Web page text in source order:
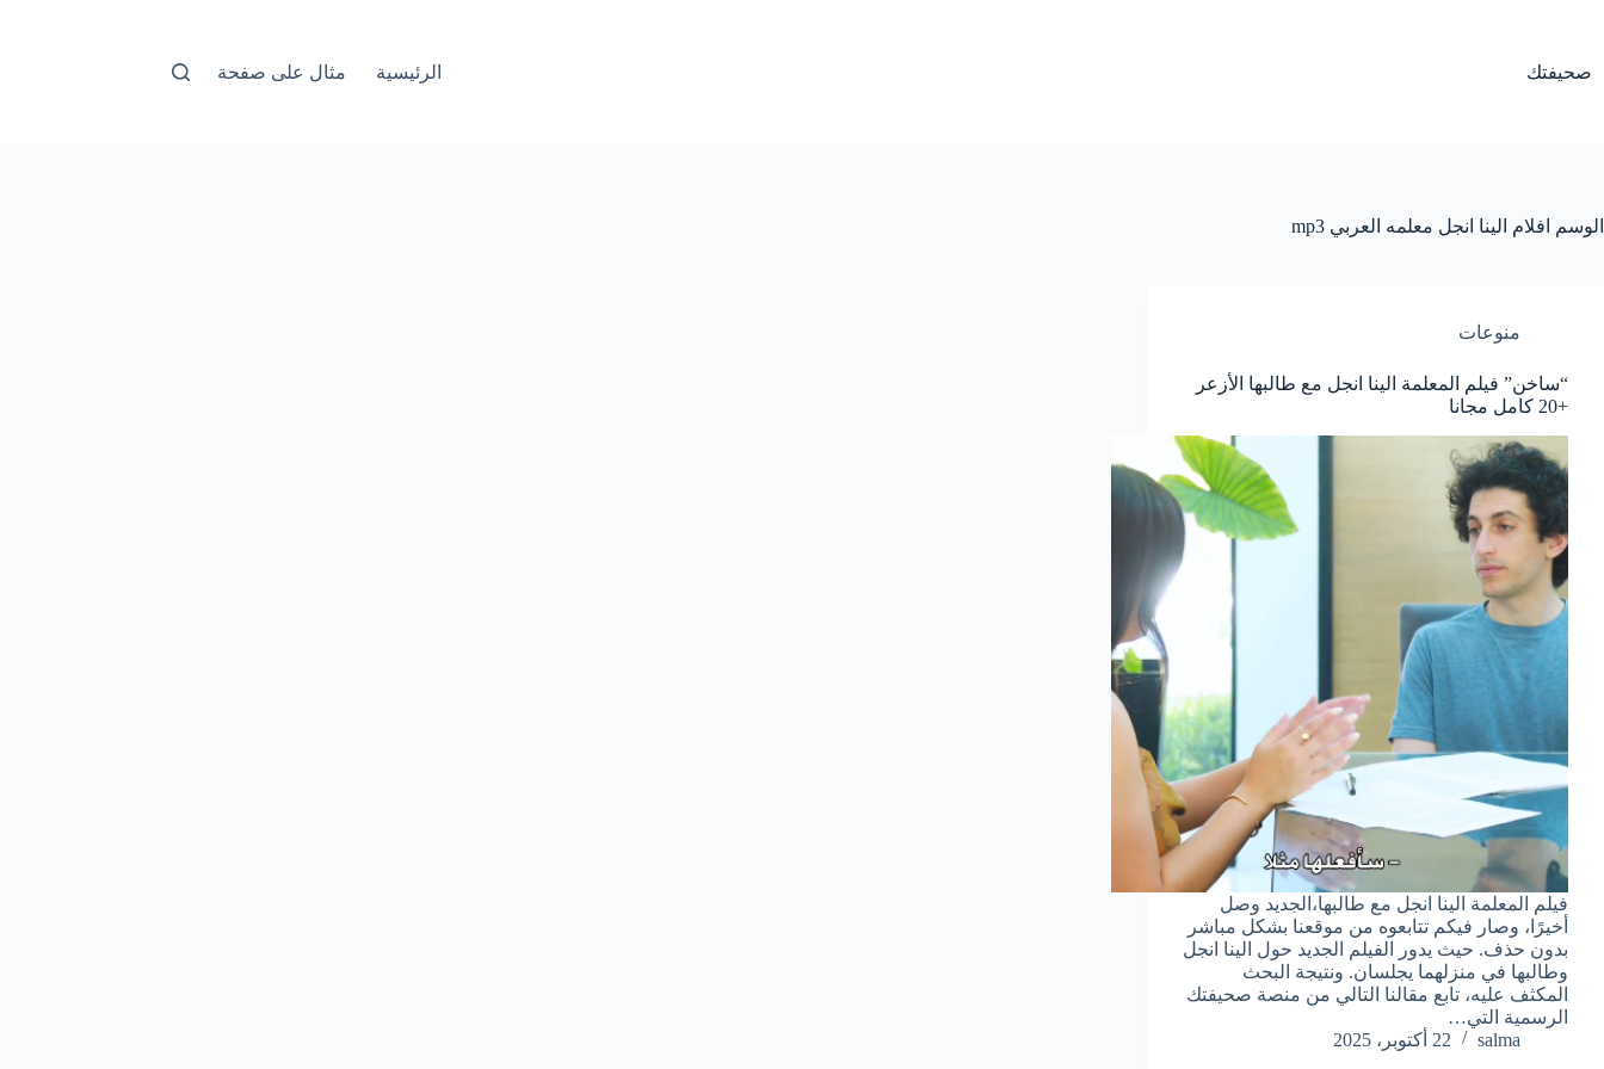
صحيفتك الرئيسية مثال على صفحة
الوسم افلام الينا انجل معلمه العربي mp3
منوعات
“ساخن” فيلم المعلمة الينا انجل مع طالبها الأزعر
+20 كامل مجانا
فيلم المعلمة الينا انجل مع طالبها،الجديد وصل
أخيرًا، وصار فيكم تتابعوه من موقعنا بشكل مباشر
بدون حذف. حيث يدور الفيلم الجديد حول الينا انجل
وطالبها في منزلهما يجلسان. ونتيجة البحث
المكثف عليه، تابع مقالنا التالي من منصة صحيفتك
الرسمية التي…
salma
22 أكتوبر، 2025